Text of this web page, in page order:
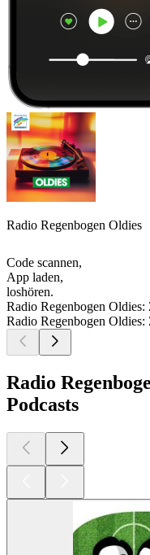
Radio Regenbogen Oldies
Code scannen,
App laden,
loshören.
Radio Regenbogen Oldies:
Radio Regenbogen Oldies:
Radio
Podcasts